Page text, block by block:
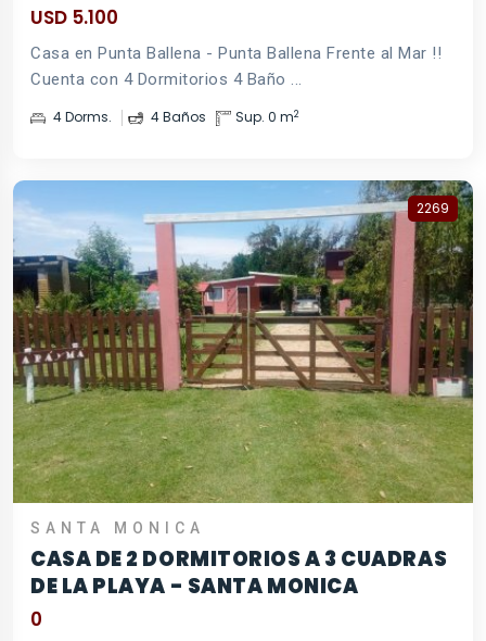
USD 5.100
Casa en Punta Ballena - Punta Ballena Frente al Mar !!
Cuenta con 4 Dormitorios 4 Baño ...
4 Dorms. 4 Baños Sup. 0 m2
2269
SANTA MONICA
CASA DE 2 DORMITORIOS A 3 CUADRAS
DE LA PLAYA - SANTA MONICA
0